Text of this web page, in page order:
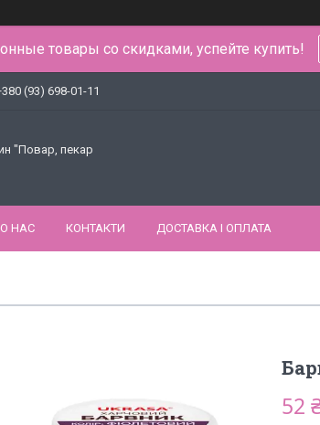
товары со скидками, успейте купить!
(93) 698-01-11
"Повар, пекар
НАС КОНТАКТИ ДОСТАВКА І ОПЛАТА
52